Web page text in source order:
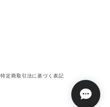
特定商取引法に基づく表記